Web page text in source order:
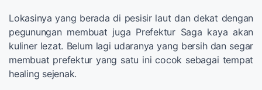
Lokasinya yang berada di pesisir laut dan dekat dengan
pegunungan membuat juga Prefektur Saga kaya akan
kuliner lezat. Belum lagi udaranya yang bersih dan segar
membuat prefektur yang satu ini cocok sebagai tempat
healing sejenak.